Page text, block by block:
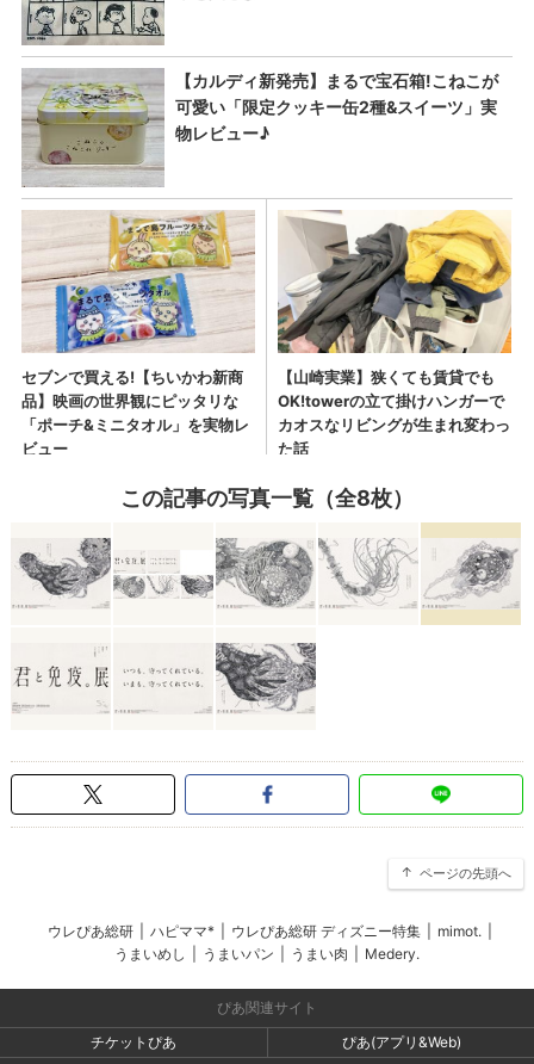
この記事の写真一覧（全8枚）
ページの先頭へ
ウレぴあ総研 ハピママ* ウレぴあ総研 ディズニー特集 mimot.
うまいめし
うまいパン うまい肉 Medery.
ぴあ関連サイト
チケットぴあ
ぴあ(アプリ&Web)